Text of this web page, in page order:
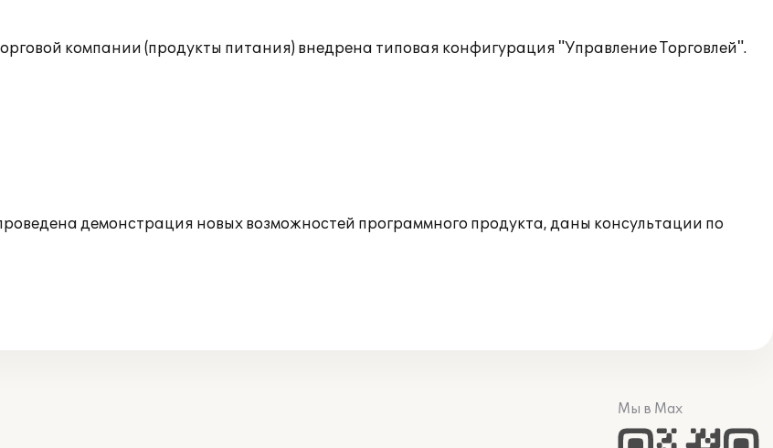
компании (продукты питания) внедрена типовая конфигурация "Управление Торговлей".
демонстрация новых возможностей программного продукта, даны консультации по
Мы в Max